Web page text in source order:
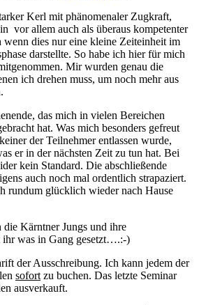
Kerl mit phänomenaler Zugkraft,
vor allem auch als überaus kompetenter
wenn dies nur eine kleine Zeiteinheit im
darstellte. So habe ich hier für mich
Mir wurden genau die
ich drehen muss, um noch mehr aus
das mich in vielen Bereichen
hat. Was mich besonders gefreut
der Teilnehmer entlassen wurde,
er in der nächsten Zeit zu tun hat. Bei
kein Standard. Die abschließende
auch noch mal ordentlich strapaziert.
rundum glücklich wieder nach Hause
Kärntner Jungs und ihre
ihr was in Gang gesetzt….:-)
der Ausschreibung. Ich kann jedem der
sofort zu buchen. Das letzte Seminar
ausverkauft.